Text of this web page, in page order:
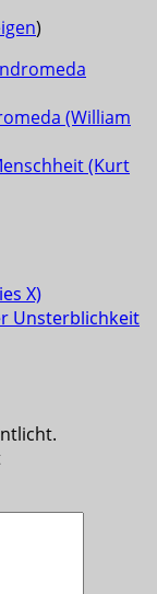
)
(William
(Kurt
X)
Unsterblichkeit